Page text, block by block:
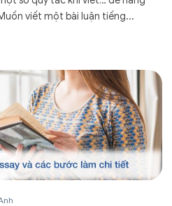
viết một bài luận tiếng...